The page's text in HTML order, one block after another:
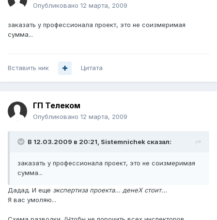
Опубликовано 12 марта, 2009
заказать у профессионала проект, это не соизмеримая
сумма...
Вставить ник Цитата
ГП Телеком
Опубликовано 12 марта, 2009
В 12.03.2009 в 20:21, Sistemnichek сказал:
заказать у профессионала проект, это не соизмеримая
сумма...
Дадад. И еще экспертиза проекта... денеХ стоит...
Я вас умоляю...